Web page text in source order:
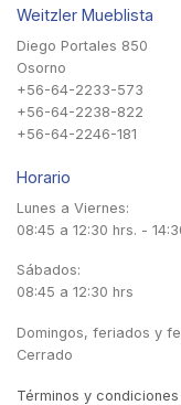
Weitzler Mueblista
Diego Portales 850
Osorno
+56-64-2233-573
+56-64-2238-822
+56-64-2246-181
Horario
Lunes a Viernes:
08:45 a 12:30 hrs. -
Sábados:
08:45 a 12:30 hrs
Domingos, feriados y
Cerrado
Términos y condiciones